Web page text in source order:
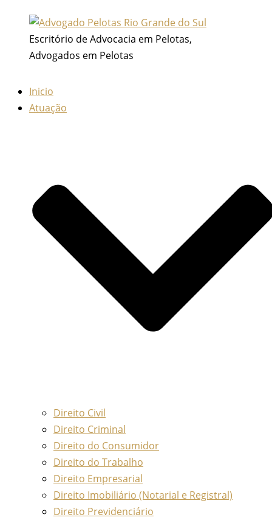
conteúdo
Escritório de Advocacia em Pelotas,
Advogados em Pelotas
Inicio
Atuação
Direito Civil
Direito Criminal
Direito do Consumidor
Direito do Trabalho
Direito Empresarial
Direito Imobiliário (Notarial e Registral)
Direito Previdenciário